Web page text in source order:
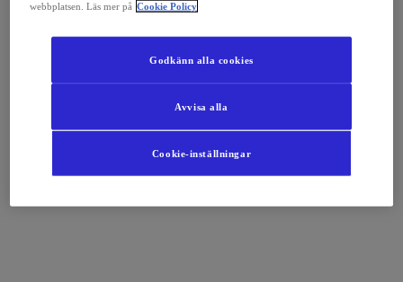
webbplatsen. Läs mer på Cookie Policy
Cookie-inställningar
Avvisa alla
Godkänn alla cookies